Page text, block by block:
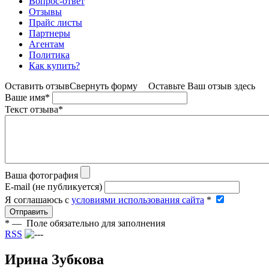
Отзывы
Прайс листы
Партнеры
Агентам
Политика
Как купить?
Оставить отзывСвернуть форму
Оставьте Ваш отзыв здесь
Ваше имя*
Текст отзыва*
Ваша фотография
E-mail (не публикуется)
Я соглашаюсь c условиями использования сайта *
Отправить
* — Поле обязательно для заполнения
RSS
Ирина Зубкова